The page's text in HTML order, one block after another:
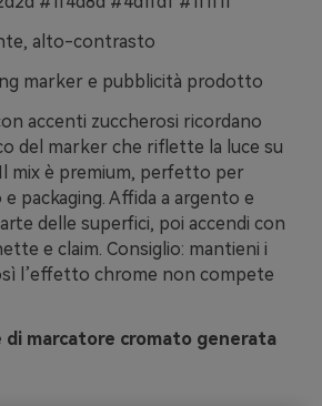
alto-contrasto
marker e pubblicità prodotto
accenti zuccherosi ricordano
del marker che riflette la luce su
mix è premium, perfetto per
packaging. Affida a argento e
delle superfici, poi accendi con
e claim. Consiglio: mantieni i
l’effetto chrome non compete
di marcatore cromato generata